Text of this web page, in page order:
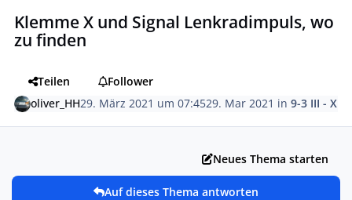
Klemme X und Signal Lenkradimpuls, wo
zu finden
Teilen
Follower
oliver_HH29. März 2021 um 07:4529. Mar 2021 in9-3 III - X
Neues Thema starten
Auf dieses Thema antworten